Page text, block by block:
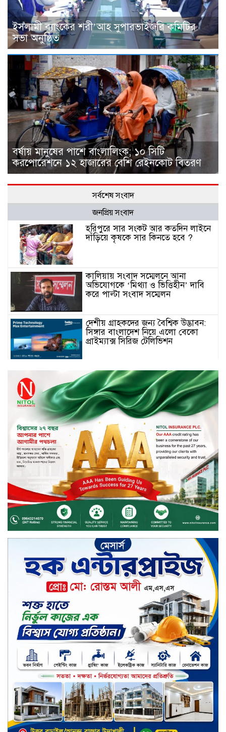
ইসলামী ব্যাংকের শরী’আহ সুপারভাইজরি কমিটির
সভা অনুষ্ঠিত
বর্ষায় মানুষের পাশে বাংলালিংক; ১০ সিটি
করপোরেশনে ১২ হাজারের বেশি রেইনকোট বিতরণ
সর্বশেষ সংবাদ
জনপ্রিয় সংবাদ
হরিপুরে সার সংকট আর কতদিন লাইনে
দাঁড়িয়ে কৃষকে সার কিনতে হবে ?
কালিয়ায় সংবাদ সম্মেলনে আনা
অভিযোগকে ‘মিথ্যা ও ভিত্তিহীন’ দাবি
করে পাল্টা সংবাদ সম্মেলন
দেশীয় গ্রাহকদের জন্য বৈশ্বিক উদ্ভাবন:
সিঙ্গার বাংলাদেশ নিয়ে এলো বেকো
প্রাইম্যাক্স সিরিজ টেলিভিশন
স্মার্টফোন ডিসপ্লেতে নতুন যুগ: ০ মিমি
বর্ডারলেস কনসেপ্ট আনল টেকনো
মাধবপুরে সিএনজি ও ট্রাকের মুখোমুখি
সংঘর্ষে নিহত দুই জন
ইসলামী ব্যাংকের শরী’আহ
সুপারভাইজরি কমিটির সভা অনুষ্ঠিত
বর্ষায় মানুষের পাশে বাংলালিংক; ১০
সিটি করপোরেশনে ১২ হাজারের বেশি
রেইনকোট বিতরণ
চুয়াডাঙ্গার জীবননগর সীমান্তে
বিএসএফের ৩ জনকে পুশ-ইন চেষ্টা
প্রতিহত করল বিজিবি
সিলেট জুড়ে বিষধর সাপ গুলো জঙ্গল
ছেড়ে লোকালয়ে আশ্রয় খুঁজছে
স্ট্যান্ডার্ড ইসলামী ব্যাংক পিএলসি.-এর
টাউন হল মিটিং-২০২৬ অনুষ্ঠিত
বিদায়ী সপ্তাহে দর পতনের শীর্ষে এস
আলম কোল্ড রোল্ড